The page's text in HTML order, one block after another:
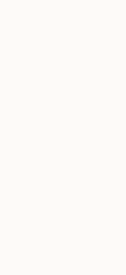
la machine si elle est
ensuite le réservoir
puis enlevez la
machine en est
de l’eau tiède
Ajoutez ensuite
par le
les
tout
dans votre
un récipient